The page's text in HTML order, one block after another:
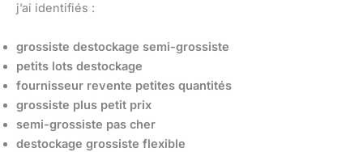
j’ai identifiés :
grossiste destockage semi-grossiste
petits lots destockage
fournisseur revente petites quantités
grossiste plus petit prix
semi-grossiste pas cher
destockage grossiste flexible